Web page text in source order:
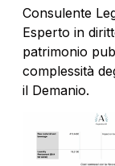
Consulente
Esperto in
patrimonio
complessità
il Demanio.